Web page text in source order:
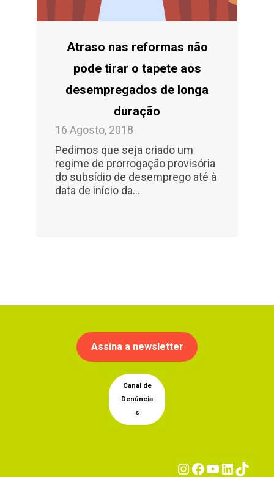
Atraso nas reformas não
pode tirar o tapete aos
desempregados de longa
duração
16 Agosto, 2018
Pedimos que seja criado um
regime de prorrogação provisória
do subsídio de desemprego até à
data de início da…
Assina a newsletter
Canal de
Denúncia
s
Instagram
Facebook